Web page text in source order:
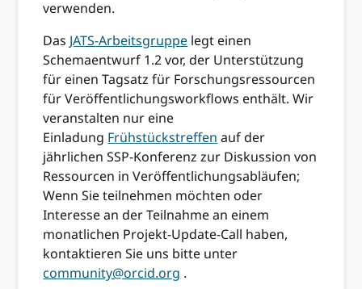
verwenden.
Das JATS-Arbeitsgruppe legt einen
Schemaentwurf 1.2 vor, der Unterstützung
für einen Tagsatz für Forschungsressourcen
für Veröffentlichungsworkflows enthält. Wir
veranstalten nur eine
Einladung Frühstückstreffen auf der
jährlichen SSP-Konferenz zur Diskussion von
Ressourcen in Veröffentlichungsabläufen;
Wenn Sie teilnehmen möchten oder
Interesse an der Teilnahme an einem
monatlichen Projekt-Update-Call haben,
kontaktieren Sie uns bitte unter
community@orcid.org .